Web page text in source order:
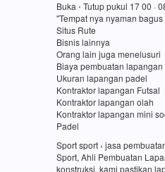
Buka ⋅ Tutup pukul 17 00 ·
"Tempat nya nyaman
Situs Rute
Bisnis lainnya
Orang lain juga menelusuri
Biaya pembuatan lapangan
Ukuran lapangan padel
Kontraktor lapangan Futsal
Kontraktor lapangan olah
Kontraktor lapangan mini
Padel
Sport sport › jasa
Sport, Ahli Pembuatan
konstruksi, kami pastikan